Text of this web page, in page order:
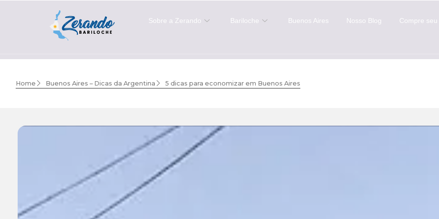
Sobre a Zerando Bariloche Buenos Aires Nosso Blog Compre seu
Home Buenos Aires – Dicas da Argentina 5 dicas para economizar em Buenos Aires